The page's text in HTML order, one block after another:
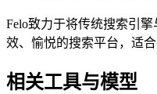
Felo致力于将传统搜索引
效、愉悦的搜索平台，适合
相关工具与模型